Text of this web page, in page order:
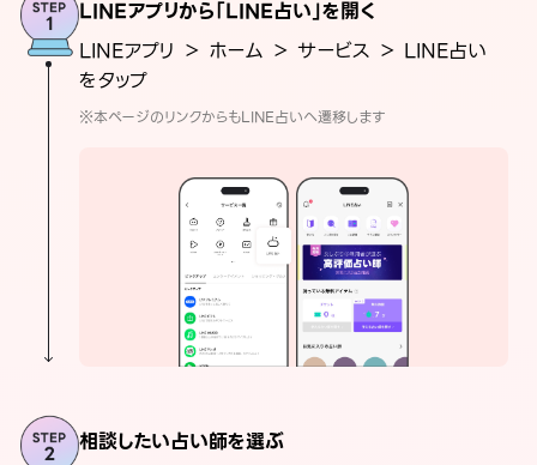
LINEアプリから「LINE占い」を開く
LINEアプリ ＞ ホーム ＞ サービス ＞ LINE占い
をタップ
※本ページのリンクからもLINE占いへ遷移します
相談したい占い師を選ぶ